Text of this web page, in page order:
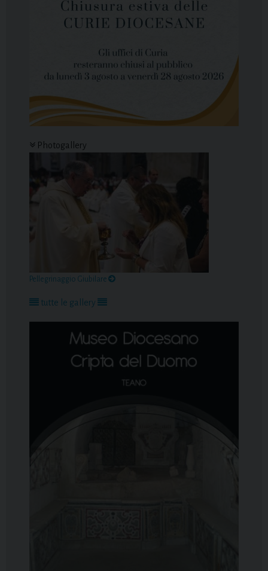
Photogallery
Pellegrinaggio Giubilare
tutte le gallery